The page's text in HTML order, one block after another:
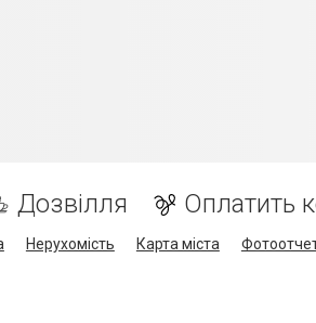
Дозвілля Оплатить
Нерухомість Карта міста